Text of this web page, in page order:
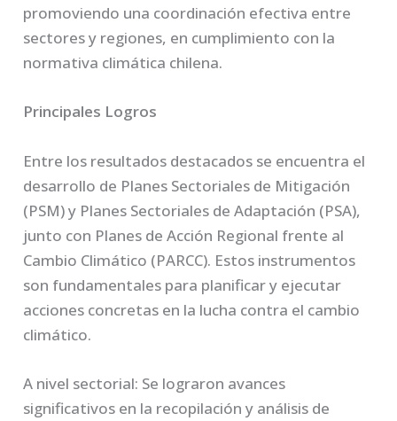
promoviendo una coordinación efectiva entre
sectores y regiones, en cumplimiento con la
normativa climática chilena.
Principales Logros
Entre los resultados destacados se encuentra el
desarrollo de Planes Sectoriales de Mitigación
(PSM) y Planes Sectoriales de Adaptación (PSA),
junto con Planes de Acción Regional frente al
Cambio Climático (PARCC). Estos instrumentos
son fundamentales para planificar y ejecutar
acciones concretas en la lucha contra el cambio
climático.
A nivel sectorial: Se lograron avances
significativos en la recopilación y análisis de